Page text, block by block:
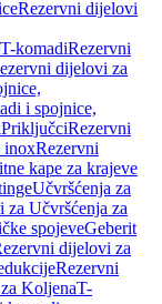
Rezervni dijelovi
T-komadiRezervni
dijelovi za
i spojnice,
PriključciRezervni
inoxRezervni
kape za krajeve
Učvršćenja za
Učvršćenja za
spojeveGeberit
dijelovi za
Rezervni
KoljenaT-